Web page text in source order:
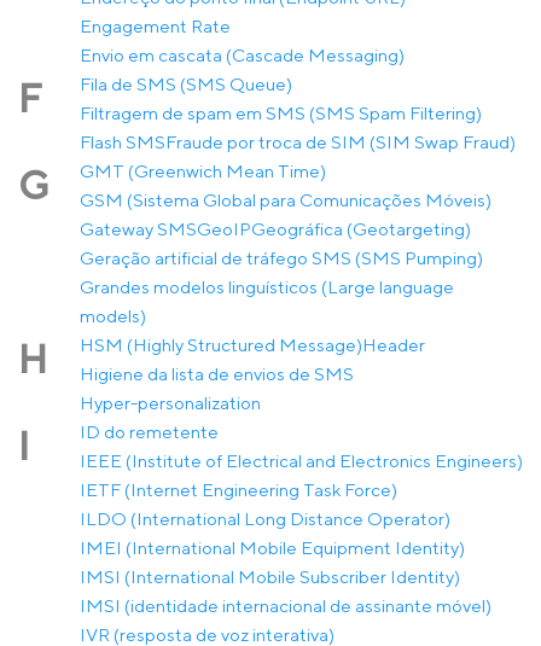
Engagement Rate
Envio em cascata (Cascade Messaging)
F
Fila de SMS (SMS Queue)
Filtragem de spam em SMS (SMS Spam Filtering)
Flash SMSFraude por troca de SIM (SIM Swap Fraud)
G
GMT (Greenwich Mean Time)
GSM (Sistema Global para Comunicações Móveis)
Gateway SMSGeoIPGeográfica (Geotargeting)
Geração artificial de tráfego SMS (SMS Pumping)
Grandes modelos linguísticos (Large language
models)
H HSM (Highly Structured Message)Header
Higiene da lista de envios de SMS
Hyper-personalization
I
ID do remetente
IEEE (Institute of Electrical and Electronics Engineers)
IETF (Internet Engineering Task Force)
ILDO (International Long Distance Operator)
IMEI (International Mobile Equipment Identity)
IMSI (International Mobile Subscriber Identity)
IMSI (identidade internacional de assinante móvel)
IVR (resposta de voz interativa)